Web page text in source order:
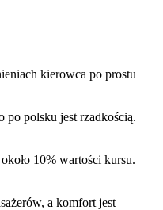
kierowca po prostu
polsku jest rzadkością.
10% wartości kursu.
a komfort jest